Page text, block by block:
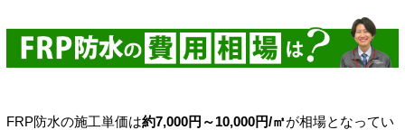
FRP防水の施工単価は約7,000円～10,000円/㎡が相場となってい